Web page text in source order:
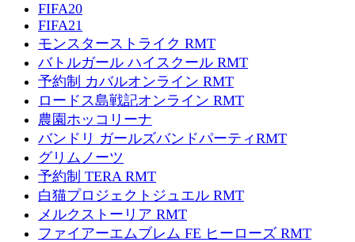
FIFA20
FIFA21
モンスターストライク RMT
バトルガール ハイスクール RMT
予約制 カバルオンライン RMT
ロードス島戦記オンライン RMT
農園ホッコリーナ
バンドリ ガールズバンドパーティRMT
グリムノーツ
予約制 TERA RMT
白猫プロジェクトジュエル RMT
メルクストーリア RMT
ファイアーエムブレム FE ヒーローズ RMT